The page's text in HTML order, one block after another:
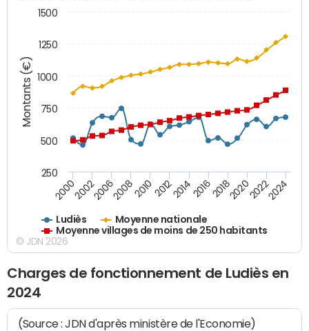
Montants (€)
Ludiès
Moyenne nationale
Moyenne villages de moins de 250 habitants
200020022006200820102012201420162018202020222024
250
500
750
1000
1250
1500
© JDN 2026
Charges de fonctionnement de Ludiès en
2024
(Source : JDN d'après ministère de l'Economie)